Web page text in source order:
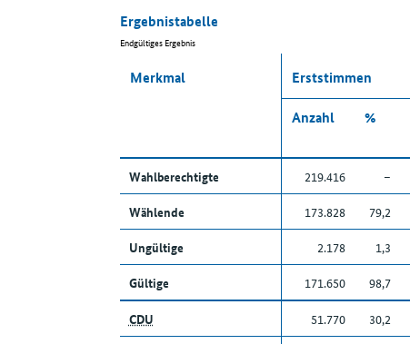
Ergebnistabelle
Endgültiges Ergebnis
Merkmal Erststimmen
Anzahl
%
Wahlberechtigte 219.416 –
Wählende
173.828 79,2
Ungültige
2.178 1,3
Gültige
171.650 98,7
CDU
51.770 30,2